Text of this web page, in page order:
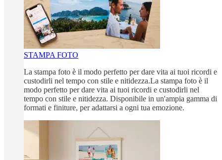
STAMPA FOTO
La stampa foto è il modo perfetto per dare vita ai tuoi ricordi e
custodirli nel tempo con stile e nitidezza.La stampa foto è il
modo perfetto per dare vita ai tuoi ricordi e custodirli nel
tempo con stile e nitidezza. Disponibile in un'ampia gamma di
formati e finiture, per adattarsi a ogni tua emozione.